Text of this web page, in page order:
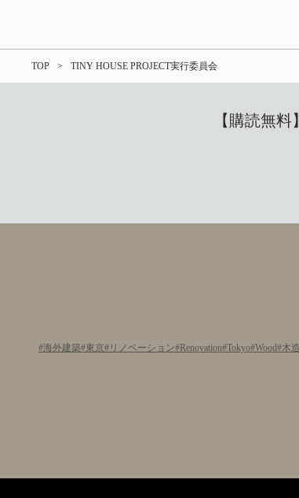
TOP TINY HOUSE PROJECT実行委員会
【購読無
海外建築 東京 リノベーション Renovation Tokyo Wood 木造